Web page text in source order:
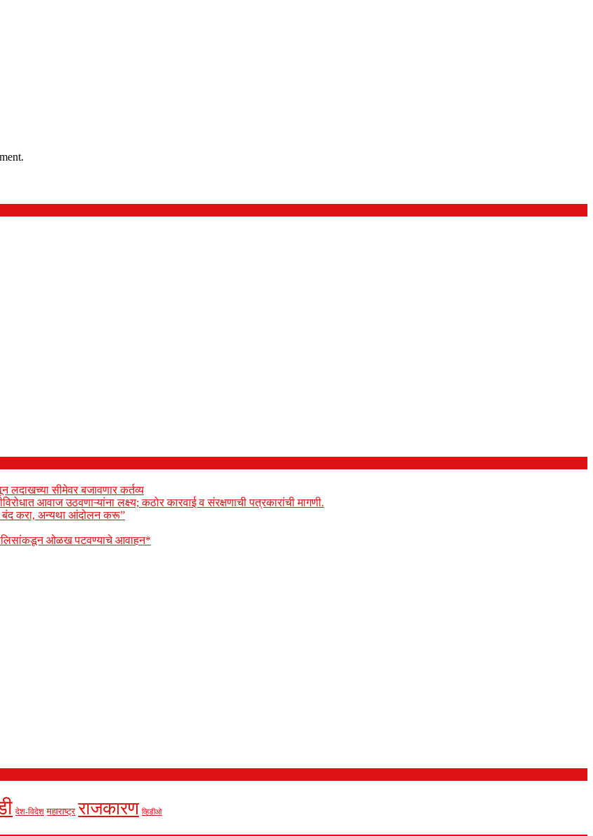
लदाखच्या सीमेवर बजावणार कर्तव्य
आवाज उठवणाऱ्यांना लक्ष्य; कठोर कारवाई व संरक्षणाची पत्रकारांची मागणी.
बंद करा, अन्यथा आंदोलन करू”
ओळख पटवण्याचे आवाहन*
देश-विदेश महाराष्ट्र राजकारण व्हिडीओ